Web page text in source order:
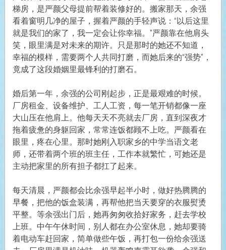
梯房，是严颜父母提前帮着装修好的。搬家那天，余强
看着窗明几净的屋子，握着严颜的手轻声说：“以后这里
就是我们的家了，我一定会让你幸福。”严颜靠在他肩头
笑，眼里满是对未来的期许。只是那时的她还不知道，
幸福的模样，需要两个人共同打磨，而她后来的“强势”，
竟成了这段婚姻里最锋利的打磨石。
婚后第一年，余强的公司刚起步，正是最艰难的时候。
厂房租金、设备维护、工人工资，每一笔开销都像一座
大山压在他肩上。他每天天不亮就去厂房，直到深夜才
拖着疲惫的身躯回家，常常连饭都顾不上吃。严颜看在
眼里，疼在心里。那时她刚入职家乡的中学当语文老
师，还带着两个班的班主任，工作本就繁忙，可她还是
主动把家里的所有担子都扛了起来。
每天清晨，严颜都会比余强早起半小时，做好热腾腾的
早餐，把他的饭盒装满，再帮他把当天要穿的衣服熨烫
平整。等余强出门后，她再匆匆收拾好家务，赶去学校
上班。中午午休时间，别人都在办公室休息，她却要骑
着电动车赶回家，简单做些午饭，再打包一份给余强送